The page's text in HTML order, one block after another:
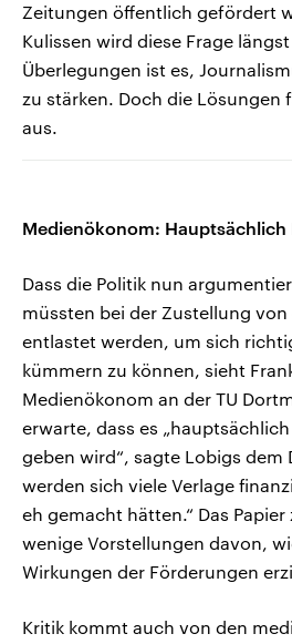
Zeitungen öffentlich gefördert
Kulissen wird diese Frage
Überlegungen ist es,
zu stärken. Doch die Lösungen
aus.
Medienökonom:
Dass die Politik nun
müssten bei der Zustellung
entlastet werden, um sich
kümmern zu können, sieht
Medienökonom an der TU
erwarte, dass es
geben wird“, sagte Lobigs dem
werden sich viele Verlage
eh gemacht hätten.“ Das
wenige Vorstellungen davon,
Wirkungen der Förderungen
Kritik kommt auch von den